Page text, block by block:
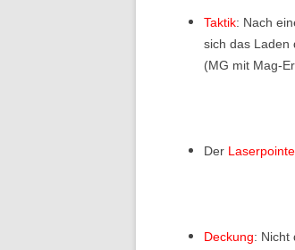
Taktik: Nach
sich das Laden
(MG mit Mag-
Der
Deckung: Nicht